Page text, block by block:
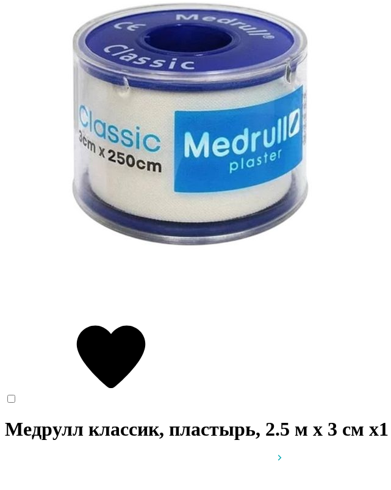
Медрулл классик, пластырь, 2.5 м х 3 см x1